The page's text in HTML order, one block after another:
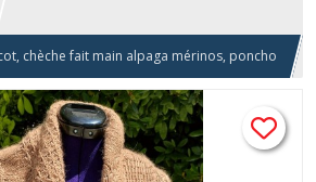
chèche fait main alpaga mérinos, poncho
femme, écharpe triangle marron, plaid